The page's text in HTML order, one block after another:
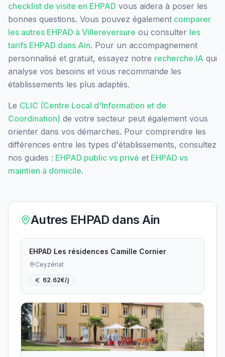
checklist de visite en EHPAD vous aidera à poser les
bonnes questions. Vous pouvez également comparer
les autres EHPAD à Villereversure ou consulter les
tarifs EHPAD dans Ain. Pour un accompagnement
personnalisé et gratuit, essayez notre recherche IA qui
analyse vos besoins et vous recommande les
établissements les plus adaptés.
Le CLIC (Centre Local d'Information et de
Coordination) de votre secteur peut également vous
orienter dans vos démarches. Pour comprendre les
différences entre les types d'établissements, consultez
nos guides : EHPAD public vs privé et EHPAD vs
maintien à domicile.
Autres EHPAD dans Ain
EHPAD Les résidences Camille Cornier
Ceyzériat
62.62€/j